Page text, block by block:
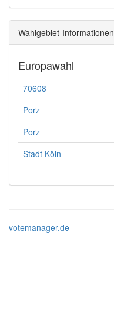
Wahlgebiet-Informationen
Europawahl
70608
Porz
Porz
Stadt Köln
votemanager.de